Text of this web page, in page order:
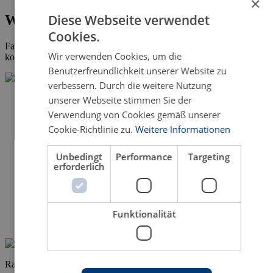
Wissenschaftliche Fachliteratur
Falls bei Ihnen die Veröffentlichung der
kontaktieren Sie uns gern.
Rainer Pfadt
Diese Webseite verwendet
Cookies.
Wir verwenden Cookies, um die
Benutzerfreundlichkeit unserer Website zu
verbessern. Durch die weitere Nutzung
unserer Webseite stimmen Sie der
Verwendung von Cookies gemäß unserer
Cookie-Richtlinie zu. Weitere Informationen
Unbedingt
erforderlich
Performance Targeting
Funktionalität